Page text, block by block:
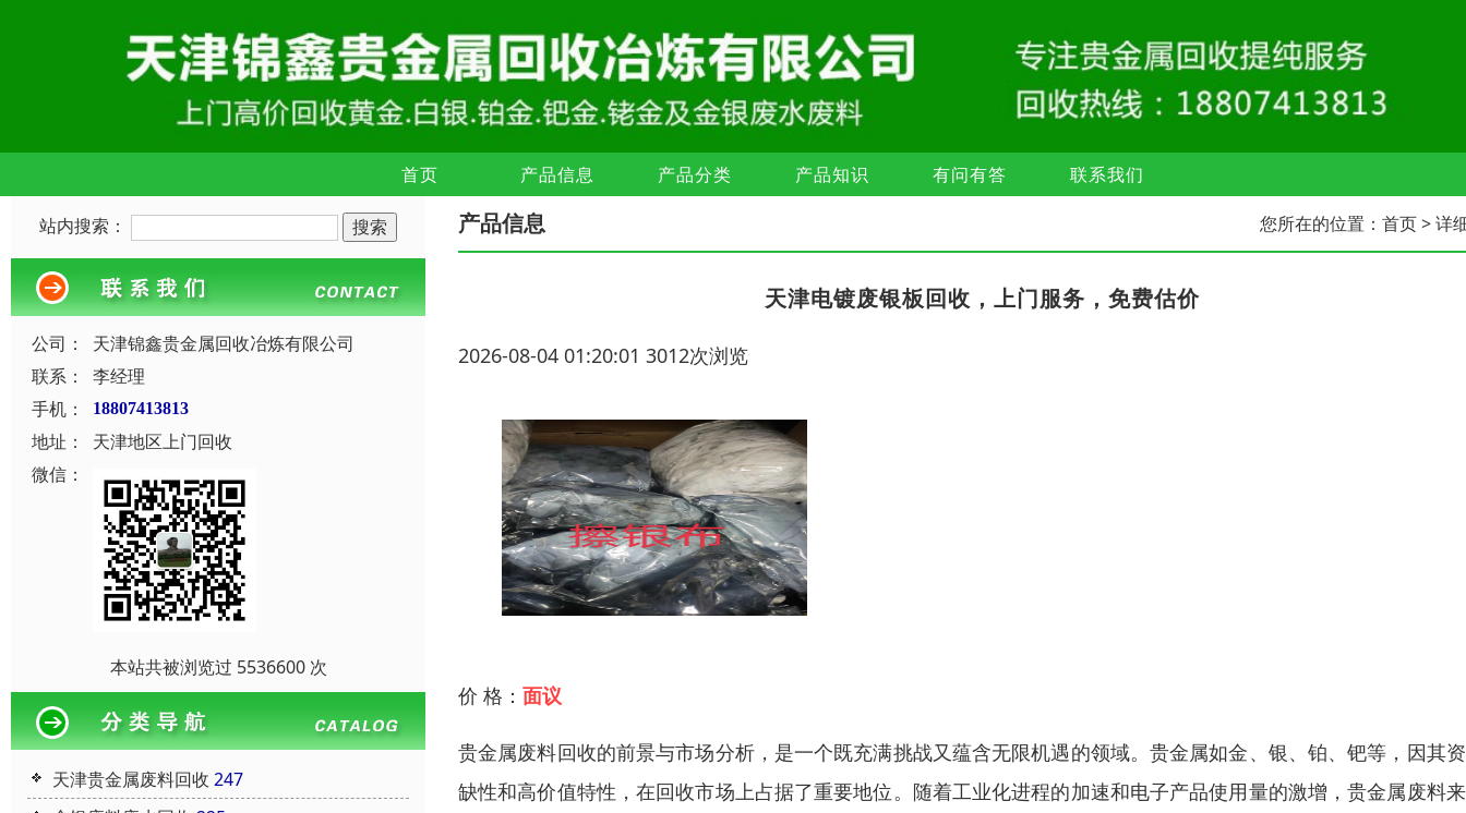
首页 产品信息 产品分类 产品知识 有问有答 联系我们
站内搜索：
公司：
天津锦鑫贵金属回收冶炼有限公司
联系：
李经理
手机：
18807413813
地址：
天津地区上门回收
微信：
本站共被浏览过 5536600 次
天津贵金属废料回收 247
产品信息 您所在的位置： 首页> 详
天津电镀废银板回收，上门服务，免费估价
2026-08-04 01:20:01 3012次浏览
价 格： 面议
贵金属废料回收的前景与市场分析，是一个既充满挑战又蕴含无限机遇的领域。贵金属如金、银、铂、钯等，因其
缺性和高价值特性，在回收市场上占据了重要地位。随着工业化进程的加速和电子产品使用量的激增，贵金属废料